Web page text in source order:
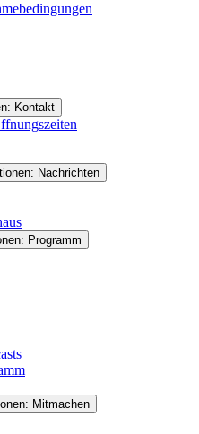
Kontakt
Nachrichten
Programm
Mitmachen